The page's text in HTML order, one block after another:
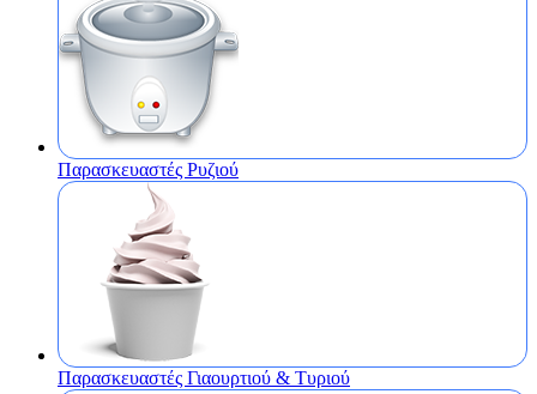
Παρασκευαστές Ρυζιού
Παρασκευαστές Γιαουρτιού & Τυριού